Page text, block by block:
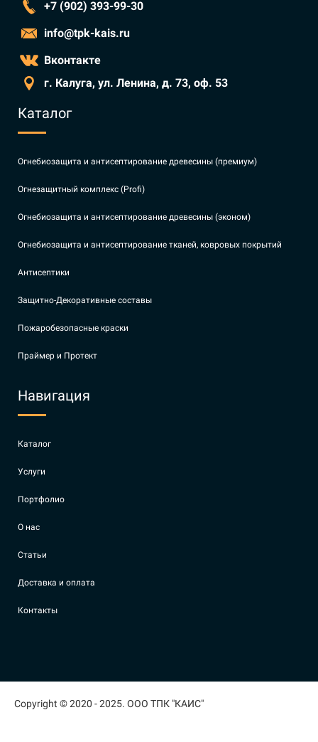
+7 (902) 393-99-30
info@tpk-kais.ru
Вконтакте
г. Калуга, ул. Ленина, д. 73, оф. 53
Каталог
Огнебиозащита и антисептирование древесины (премиум)
Огнезащитный комплекс (Profi)
Огнебиозащита и антисептирование древесины (эконом)
Огнебиозащита и антисептирование тканей, ковровых покрытий
Антисептики
Защитно-Декоративные составы
Пожаробезопасные краски
Праймер и Протект
Навигация
Каталог
Услуги
Портфолио
О нас
Статьи
Доставка и оплата
Контакты
Copyright © 2020 - 2025. ООО ТПК "КАИС"